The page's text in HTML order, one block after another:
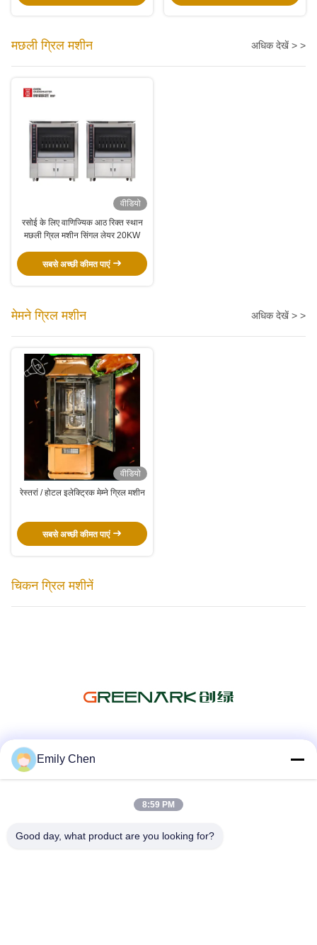
मछली ग्रिल मशीन अधिक देखें > >
वीडियो
रसोई के लिए वाणिज्यिक आठ रिक्त स्थान
मछली ग्रिल मशीन सिंगल लेयर 20KW
सबसे अच्छी कीमत पाएं
मेमने ग्रिल मशीन अधिक देखें > >
वीडियो
रेस्तरां / होटल इलेक्ट्रिक मेम्ने ग्रिल मशीन
सबसे अच्छी कीमत पाएं
चिकन ग्रिल मशीनें
टेलीफोन
Emily Chen
8:59 PM
Good day, what product are you looking for?